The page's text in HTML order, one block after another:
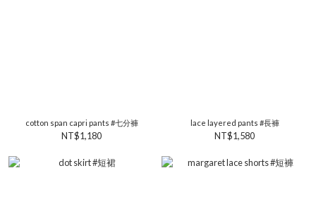
cotton span capri pants #七分褲
NT$1,180
lace layered pants #長褲
NT$1,580